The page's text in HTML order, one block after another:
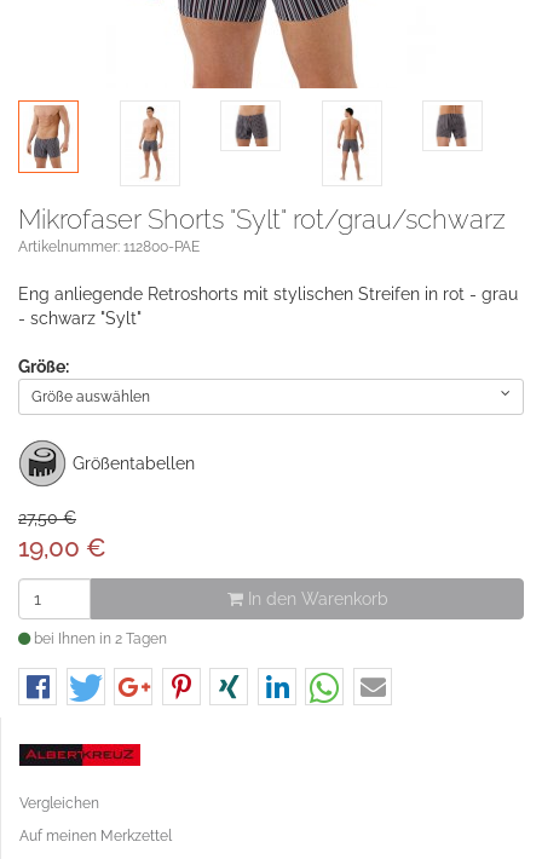
Mikrofaser Shorts "Sylt" rot/grau/schwarz
Artikelnummer: 112800-PAE
Eng anliegende Retroshorts mit stylischen Streifen in rot - grau
- schwarz "Sylt"
Größe:
Größe auswählen
Größentabellen
27,50 €
19,00 €
In den Warenkorb
bei Ihnen in 2 Tagen
Vergleichen
Auf meinen Merkzettel